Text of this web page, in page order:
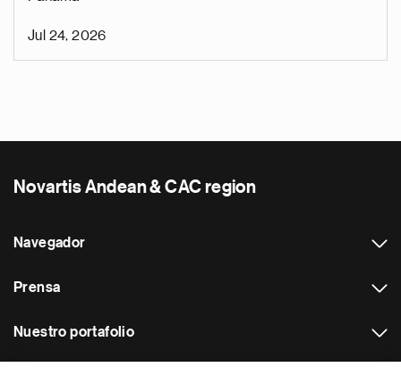
Jul 24, 2026
Novartis Andean & CAC region
Navegador
Prensa
Nuestro portafolio